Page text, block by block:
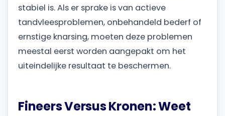
stabiel is. Als er sprake is van actieve
tandvleesproblemen, onbehandeld bederf of
ernstige knarsing, moeten deze problemen
meestal eerst worden aangepakt om het
uiteindelijke resultaat te beschermen.
Fineers Versus Kronen: Weet